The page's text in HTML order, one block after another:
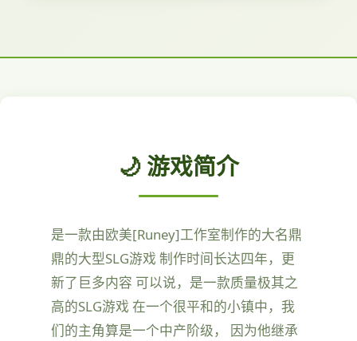
🌙 游戏简介
是一款由欧美[Runey]工作室制作的大名鼎
鼎的大型SLG游戏 制作时间长达四年，更
新了巨多内容 可以说，是一款质量极其之
高的SLG游戏 在一个很平和的小镇中，我
们的主角算是一个中产阶级， 因为他继承